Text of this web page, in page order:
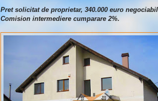
Pret solicitat de proprietar, 340.000 euro
Comision intermediere cumparare 2%.